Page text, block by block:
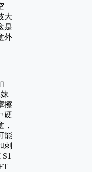
大
是
外
擦
硬
，
能
刺